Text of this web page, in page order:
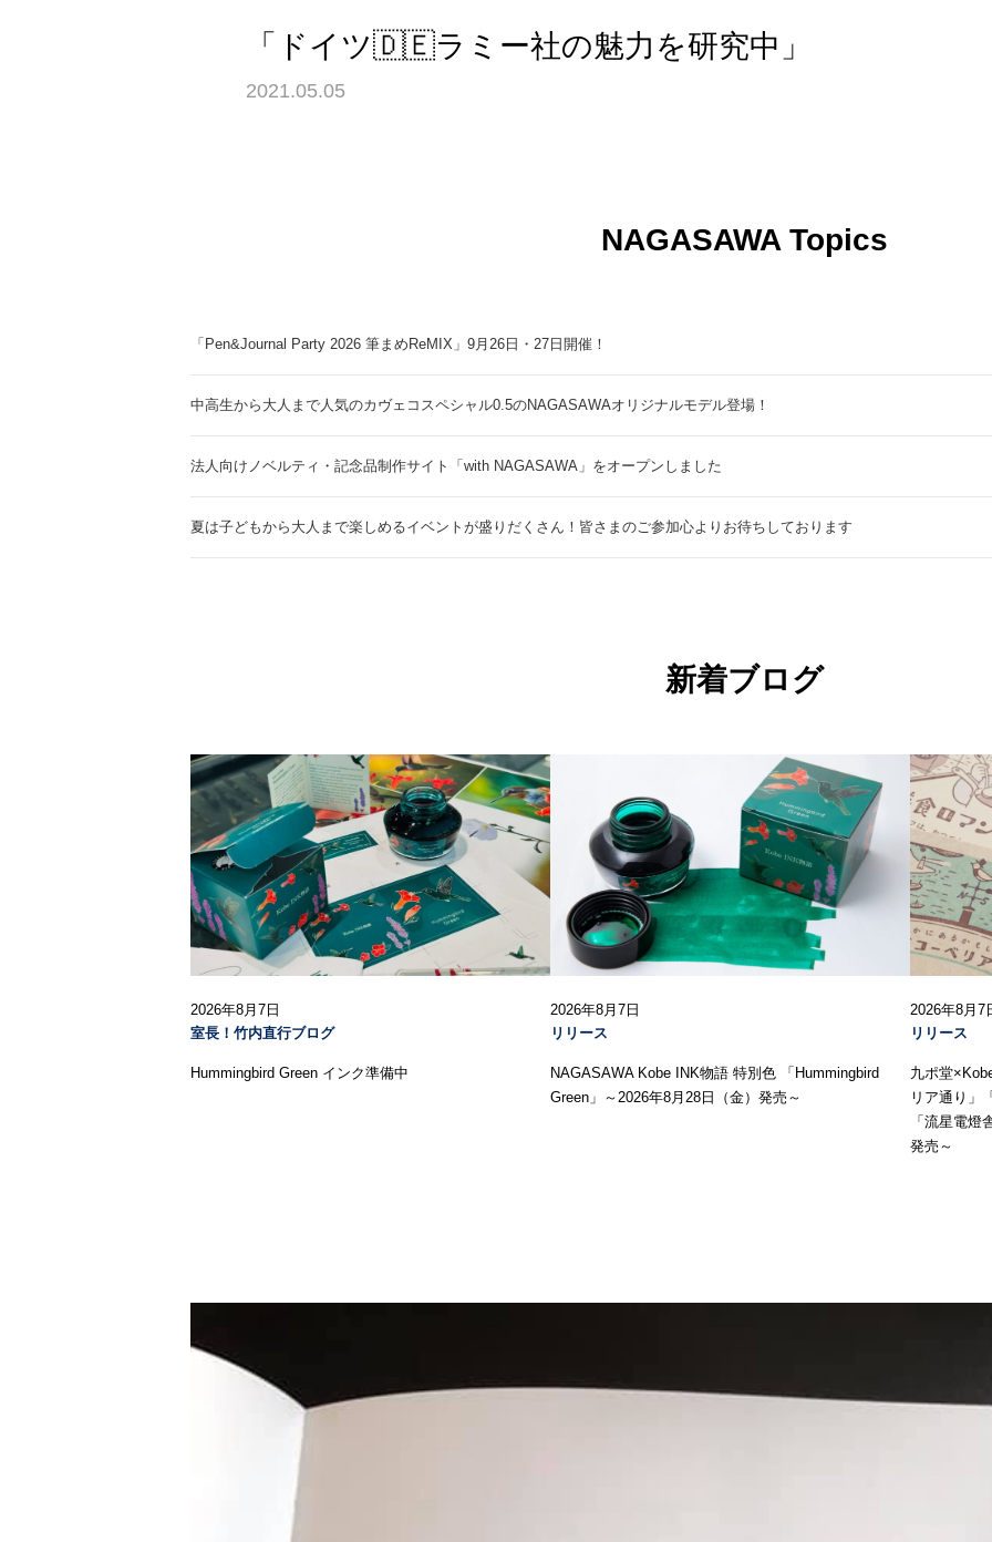
「ドイツ🇩🇪ラミー社の魅力を研究中」
2021.05.05
NAGASAWA Topics
「Pen&Journal Party 2026 筆まめReMIX」9月26日・27日開催！
中高生から大人まで人気のカヴェコスペシャル0.5のNAGASAWAオリジナルモデル登場！
法人向けノベルティ・記念品制作サイト「with NAGASAWA」をオープンしました
夏は子どもから大人まで楽しめるイベントが盛りだくさん！皆さまのご参加心よりお待ちしております
新着ブログ
2026年8月7日
室長！竹内直行ブログ
Hummingbird Green インク準備中
2026年8月7日
リリース
NAGASAWA Kobe INK物語 特別色 「Hummingbird
Green」～2026年8月28日（金）発売～
2026年8月7
リリース
九ポ堂
リア通り」
「流星電
発売～